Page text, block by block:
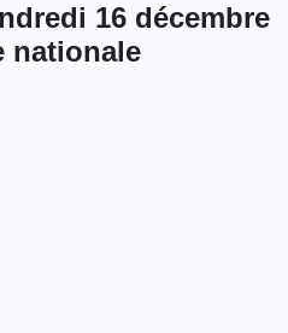
16 décembre
nationale